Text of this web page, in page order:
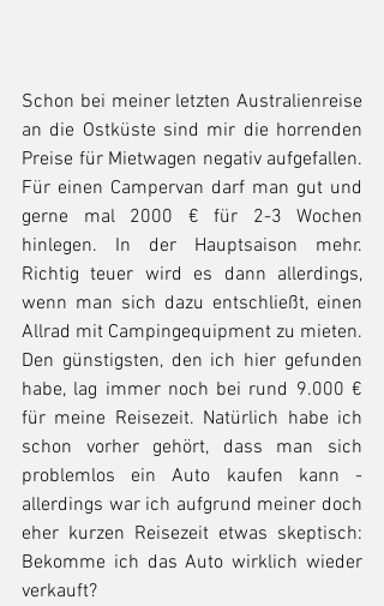
Schon bei meiner letzten Australienreise
an die Ostküste sind mir die horrenden
Preise für Mietwagen negativ aufgefallen.
Für einen Campervan darf man gut und
gerne mal 2000 € für 2-3 Wochen
hinlegen. In der Hauptsaison mehr.
Richtig teuer wird es dann allerdings,
wenn man sich dazu entschließt, einen
Allrad mit Campingequipment zu mieten.
Den günstigsten, den ich hier gefunden
habe, lag immer noch bei rund 9.000 €
für meine Reisezeit. Natürlich habe ich
schon vorher gehört, dass man sich
problemlos ein Auto kaufen kann -
allerdings war ich aufgrund meiner doch
eher kurzen Reisezeit etwas skeptisch:
Bekomme ich das Auto wirklich wieder
verkauft?